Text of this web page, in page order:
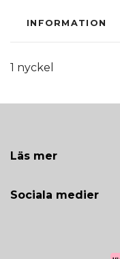
INFORMATION
1 nyckel
Läs mer
Sociala medier